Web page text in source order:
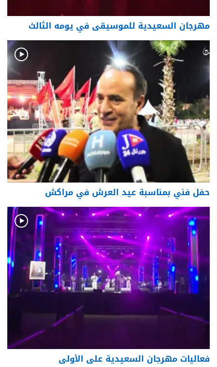
مهرجان السعيدية للموسيقى في يومه الثالث
حفل فني بمناسبة عيد العرش في مراكش
فعاليات مهرجان السعيدية على الأولى